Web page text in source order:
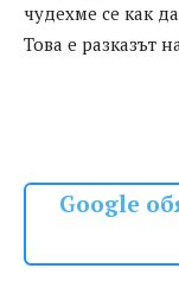
чудехме се как
Това е разказът
Google